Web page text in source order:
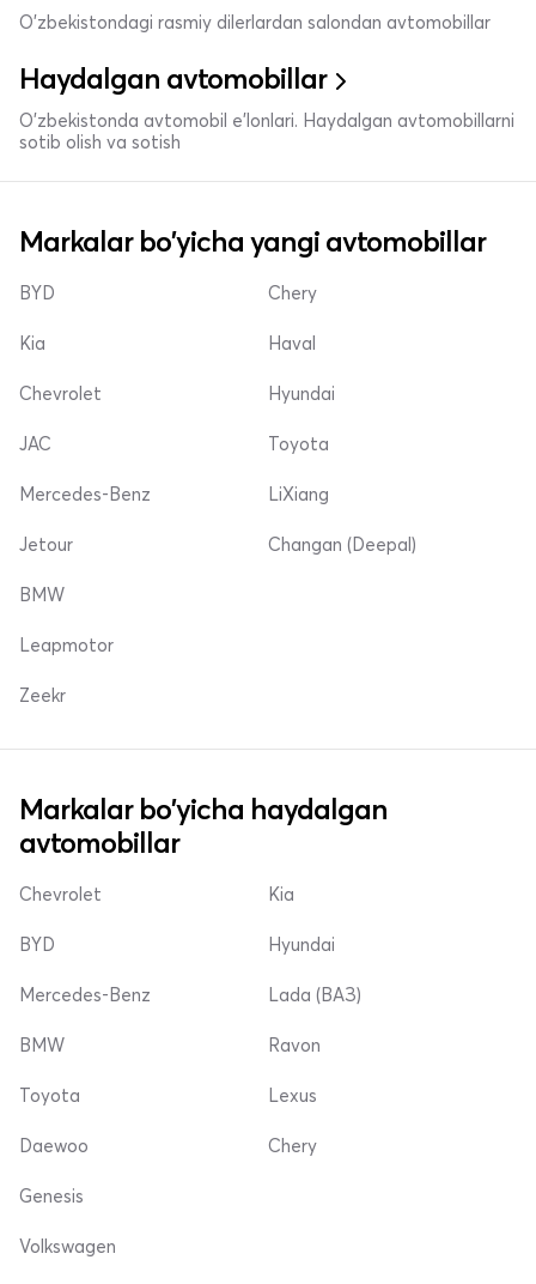
O'zbekistondagi rasmiy dilerlardan salondan avtomobillar
Haydalgan avtomobillar
O'zbekistonda avtomobil e’lonlari. Haydalgan avtomobillarni
sotib olish va sotish
Markalar bo'yicha yangi avtomobillar
BYD
Kia
Chevrolet
Chery
Haval
Hyundai
JAC
Mercedes-Benz
Jetour
Toyota
LiXiang
Changan (Deepal)
BMW
Leapmotor
Zeekr
Markalar bo'yicha haydalgan
avtomobillar
Chevrolet
BYD
Mercedes-Benz
Kia
Hyundai
Lada (ВАЗ)
BMW
Toyota
Daewoo
Ravon
Lexus
Chery
Genesis
Volkswagen